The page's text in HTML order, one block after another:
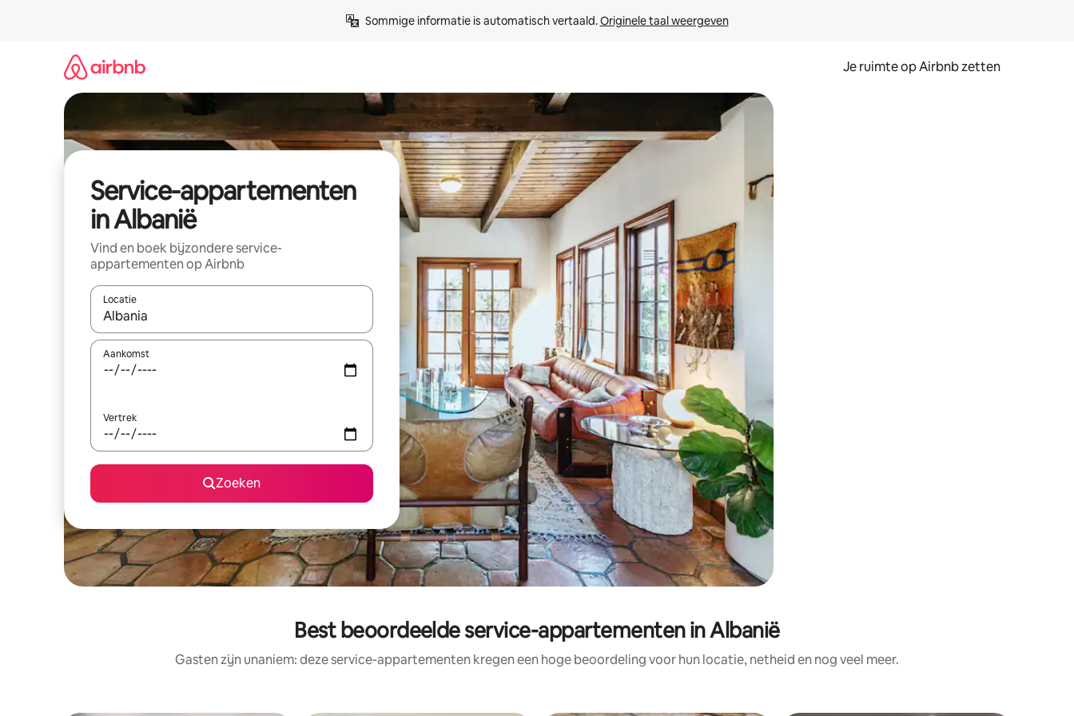
Sommige informatie is automatisch vertaald. Originele taal weergeven
Je ruimte op Airbnb zetten
Service-appartementen
in Albanië
Vind en boek bijzondere service-
appartementen op Airbnb
Locatie
Wanneer er suggesties beschikbaar zijn, maak je een keuze met je de pijltjestoetsen omhoog en omlaag, óf door te tikken of swipen.
Aankomst
Vertrek
Zoeken
Best beoordeelde service-appartementen in Albanië
Gasten zijn unaniem: deze service-appartementen kregen een hoge beoordeling voor hun locatie, netheid en nog veel meer.